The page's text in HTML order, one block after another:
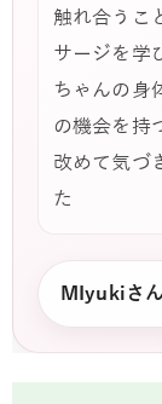
触れ合うこ
サージを学
ちゃんの身
の機会を持
改めて気づ
た
MIyukiさ